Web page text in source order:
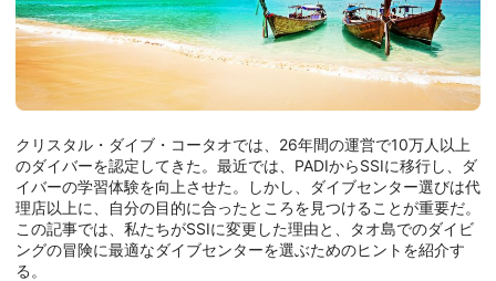
クリスタル・ダイブ・コータオでは、26年間の運営で10万人以上
のダイバーを認定してきた。最近では、PADIからSSIに移行し、ダ
イバーの学習体験を向上させた。しかし、ダイブセンター選びは代
理店以上に、自分の目的に合ったところを見つけることが重要だ。
この記事では、私たちがSSIに変更した理由と、タオ島でのダイビ
ングの冒険に最適なダイブセンターを選ぶためのヒントを紹介す
る。